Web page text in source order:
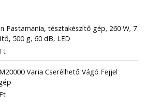
Pastamania, tésztakészítő gép, 260 W, 7
500 g, 60 dB, LED
Ft
Varia Cserélhető Vágó Fejjel
Ft